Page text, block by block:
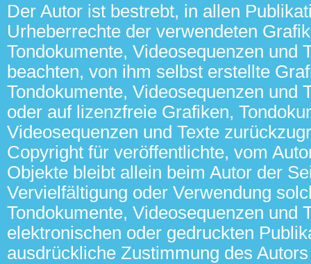
Der Autor ist bestrebt, in allen
Urheberrechte der verwendeten
Tondokumente, Videosequenzen und
beachten, von ihm selbst erstellte
Tondokumente, Videosequenzen und
oder auf lizenzfreie Grafiken,
Videosequenzen und Texte
Copyright für veröffentlichte, vom
Objekte bleibt allein beim Autor der
Vervielfältigung oder Verwendung
Tondokumente, Videosequenzen und
elektronischen oder gedruckten
ausdrückliche Zustimmung des